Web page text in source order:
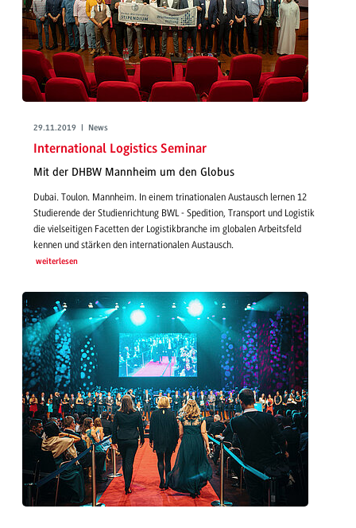
29.11.2019 | News
International Logistics Seminar
Mit der DHBW Mannheim um den Globus
Dubai. Toulon. Mannheim. In einem trinationalen Austausch lernen 12
Studierende der Studienrichtung BWL - Spedition, Transport und Logistik
die vielseitigen Facetten der Logistikbranche im globalen Arbeitsfeld
kennen und stärken den internationalen Austausch.
weiterlesen